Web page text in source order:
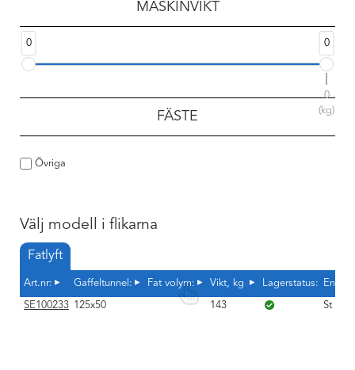
MASKINVIKT
0 0
0
(kg)
FÄSTE
Övriga
Välj modell i flikarna
Fatlyft
Art.nr: Gaffeltunnel: Fat volym: Vikt, kg Lagerstatus: Enhet
SE100233 125x50 143 St